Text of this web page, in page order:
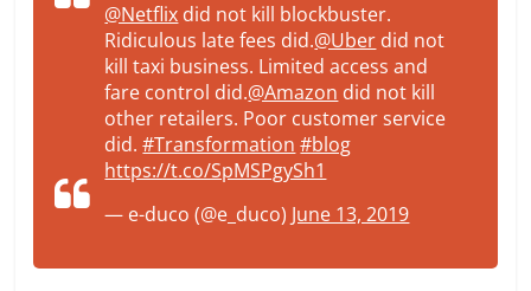
@Netflix did not kill blockbuster.
Ridiculous late fees did.@Uber did not
kill taxi business. Limited access and
fare control did.@Amazon did not kill
other retailers. Poor customer service
did.#Transformation #blog
https://t.co/SpMSPgySh1
— e-duco (@e_duco) June 13, 2019